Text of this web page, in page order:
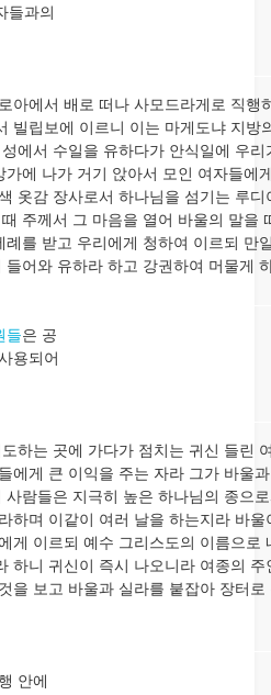
들과의
아에서 배로 떠나 사모드라게로 직행
빌립보에 이르니 이는 마게도냐 지방
에서 수일을 유하다가 안식일에 우리
가에 나가 거기 앉아서 모인 여자들에
옷감 장사로서 하나님을 섬기는 루디
주께서 그 마음을 열어 바울의 말을
례를 받고 우리에게 청하여 이르되 만
들어와 유하라 하고 강권하여 머물게
들은 공
용되어
하는 곳에 가다가 점치는 귀신 들린
에게 큰 이익을 주는 자라 그가 바울
사람들은 지극히 높은 하나님의 종으
하며 이같이 여러 날을 하는지라 바울
게 이르되 예수 그리스도의 이름으로
하니 귀신이 즉시 나오니라 여종의 주
을 보고 바울과 실라를 붙잡아 장터로
안에